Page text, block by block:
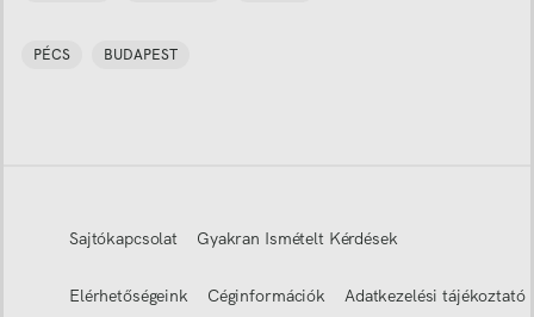
PÉCS BUDAPEST
Sajtókapcsolat Gyakran Ismételt Kérdések
Elérhetőségeink Céginformációk Adatkezelési tájékoztató